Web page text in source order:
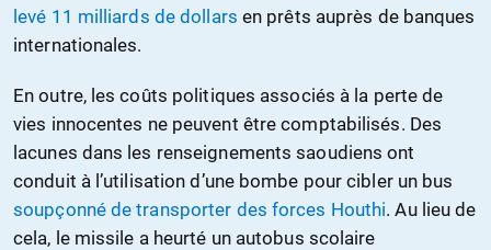
levé 11 milliards de dollars en prêts auprès de banques
internationales.
En outre, les coûts politiques associés à la perte de
vies innocentes ne peuvent être comptabilisés. Des
lacunes dans les renseignements saoudiens ont
conduit à l’utilisation d’une bombe pour cibler un bus
soupçonné de transporter des forces Houthi. Au lieu de
cela, le missile a heurté un autobus scolaire